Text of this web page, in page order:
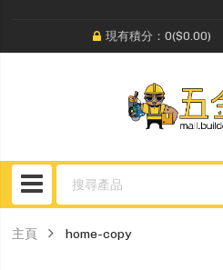
現有積分：0($0.00)
主頁 home-copy